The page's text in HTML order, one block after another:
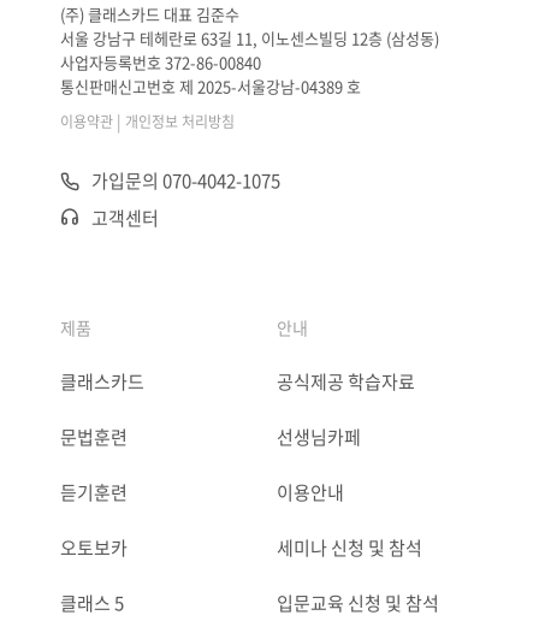
(주) 클래스카드 대표 김준수
서울 강남구 테헤란로 63길 11, 이노센스빌딩 12층 (삼성동)
사업자등록번호 372-86-00840
통신판매신고번호 제 2025-서울강남-04389 호
이용약관 | 개인정보 처리방침
가입문의 070-4042-1075
고객센터
제품
클래스카드
문법훈련
듣기훈련
오토보카
클래스 5
안내
공식제공 학습자료
선생님카페
이용안내
세미나 신청 및 참석
입문교육 신청 및 참석